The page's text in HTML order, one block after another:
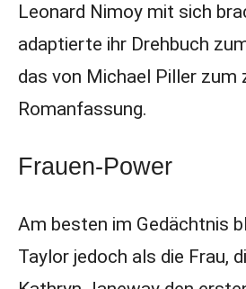
Leonard Nimoy mit sich
adaptierte ihr Drehbuch
das von Michael Piller zum
Romanfassung.
Frauen-Power
Am besten im Gedächtnis
Taylor jedoch als die Frau,